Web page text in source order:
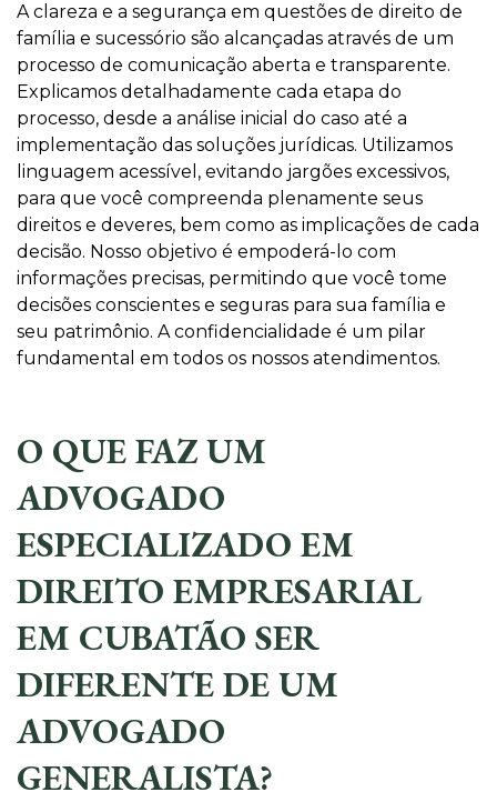
A clareza e a segurança em questões de direito de
família e sucessório são alcançadas através de um
processo de comunicação aberta e transparente.
Explicamos detalhadamente cada etapa do
processo, desde a análise inicial do caso até a
implementação das soluções jurídicas. Utilizamos
linguagem acessível, evitando jargões excessivos,
para que você compreenda plenamente seus
direitos e deveres, bem como as implicações de cada
decisão. Nosso objetivo é empoderá-lo com
informações precisas, permitindo que você tome
decisões conscientes e seguras para sua família e
seu patrimônio. A confidencialidade é um pilar
fundamental em todos os nossos atendimentos.
O QUE FAZ UM
ADVOGADO
ESPECIALIZADO EM
DIREITO EMPRESARIAL
EM CUBATÃO SER
DIFERENTE DE UM
ADVOGADO
GENERALISTA?